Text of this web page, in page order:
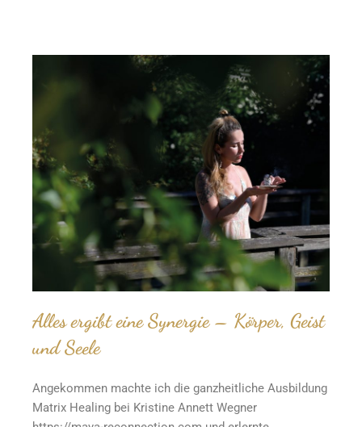
Alles ergibt eine Synergie – Körper, Geist
und Seele
Angekommen machte ich die ganzheitliche Ausbildung
Matrix Healing bei Kristine Annett Wegner